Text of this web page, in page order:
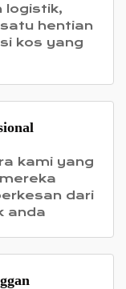
logistik,
hentian
kos yang
kami yang
dari
anda